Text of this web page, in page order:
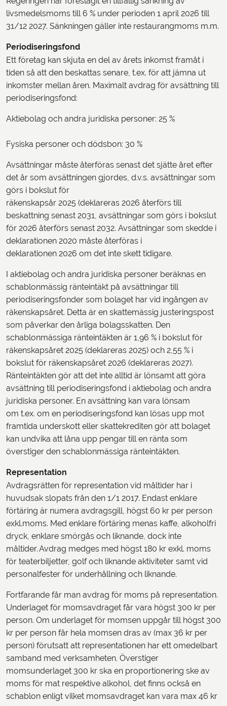
livsmedelsmoms till 6 % under perioden 1 april 2026 till
31/12 2027. Sänkningen gäller inte restaurangmoms m.m.
Periodiseringsfond
Ett företag kan skjuta en del av årets inkomst framåt i
tiden så att den beskattas senare, t.ex. för att jämna ut
inkomster mellan åren. Maximalt avdrag för avsättning till
periodiseringsfond:
Aktiebolag och andra juridiska personer: 25 %
Fysiska personer och dödsbon: 30 %
Avsättningar måste återföras senast det sjätte året efter
det år som avsättningen gjordes, d.v.s. avsättningar som
görs i bokslut för
räkenskapsår 2025 (deklareras 2026 återförs till
beskattning senast 2031, avsättningar som görs i bokslut
för 2026 återförs senast 2032. Avsättningar som skedde i
deklarationen 2020 måste återföras i
deklarationen 2026 om det inte skett tidigare.
I aktiebolag och andra juridiska personer beräknas en
schablonmässig ränteintäkt på avsättningar till
periodiseringsfonder som bolaget har vid ingången av
räkenskapsåret. Detta är en skattemässig justeringspost
som påverkar den årliga bolagsskatten. Den
schablonmässiga ränteintäkten är 1,96 % i bokslut för
räkenskapsåret 2025 (deklareras 2025) och 2,55 % i
bokslut för räkenskapsåret 2026 (deklareras 2027).
Ränteintäkten gör att det inte alltid är lönsamt att göra
avsättning till periodiseringsfond i aktiebolag och andra
juridiska personer. En avsättning kan vara lönsam
om t.ex. om en periodiseringsfond kan lösas upp mot
framtida underskott eller skattekrediten gör att bolaget
kan undvika att låna upp pengar till en ränta som
överstiger den schablonmässiga ränteintäkten.
Representation
Avdragsrätten för representation vid måltider har i
huvudsak slopats från den 1/1 2017. Endast enklare
förtäring är numera avdragsgill, högst 60 kr per person
exkl.moms. Med enklare förtäring menas kaffe, alkoholfri
dryck, enklare smörgås och liknande, dock inte
måltider. Avdrag medges med högst 180 kr exkl. moms
för teaterbiljetter, golf och liknande aktiviteter samt vid
personalfester för underhållning och liknande.
Fortfarande får man avdrag för moms på representation.
Underlaget för momsavdraget får vara högst 300 kr per
person. Om underlaget för momsen uppgår till högst 300
kr per person får hela momsen dras av (max 36 kr per
person) förutsatt att representationen har ett omedelbart
samband med verksamheten. Överstiger
momsunderlaget 300 kr ska en proportionering ske av
moms för mat respektive alkohol, det finns också en
schablon enligt vilket momsavdraget kan vara max 46 kr